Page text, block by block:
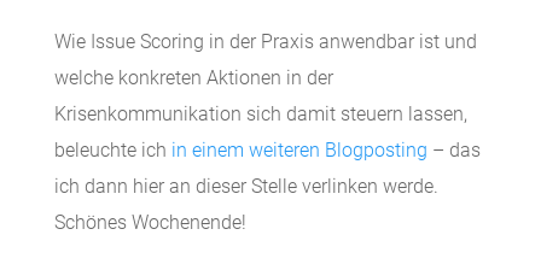
Wie Issue Scoring in der Praxis anwendbar ist und
welche konkreten Aktionen in der
Krisenkommunikation sich damit steuern lassen,
beleuchte ich in einem weiteren Blogposting – das
ich dann hier an dieser Stelle verlinken werde.
Schönes Wochenende!